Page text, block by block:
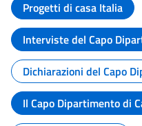
Progetti di casa Italia
Interviste del Capo
Dichiarazioni del Capo
Il Capo Dipartimento di